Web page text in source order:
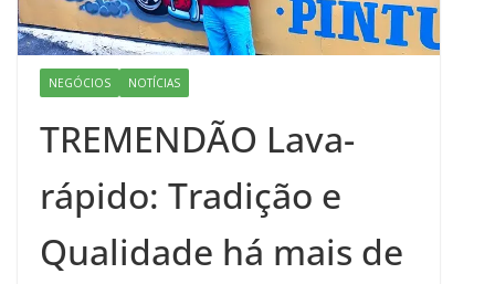
NEGÓCIOS NOTÍCIAS
TREMENDÃO Lava-
rápido: Tradição e
Qualidade há mais de